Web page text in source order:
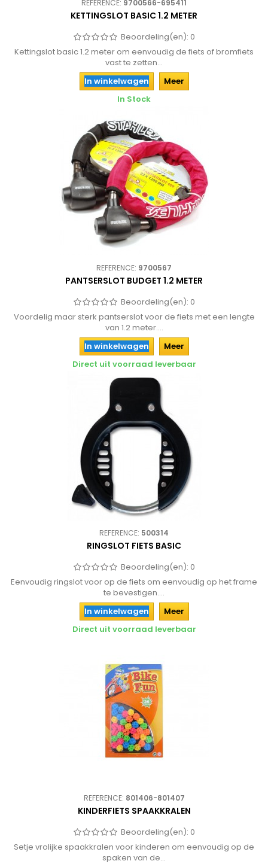
REFERENCE: 9700566-695411
KETTINGSLOT BASIC 1.2 METER
Beoordeling(en): 0
Kettingslot basic 1.2 meter om eenvoudig de fiets of bromfiets
vast te zetten...
In winkelwagen
Meer
In Stock
REFERENCE: 9700567
PANTSERSLOT BUDGET 1.2 METER
Beoordeling(en): 0
Voordelig maar sterk pantserslot voor de fiets met een lengte
van 1.2 meter....
In winkelwagen
Meer
Direct uit voorraad leverbaar
REFERENCE: 500314
RINGSLOT FIETS BASIC
Beoordeling(en): 0
Eenvoudig ringslot voor op de fiets om eenvoudig op het frame
te bevestigen....
In winkelwagen
Meer
Direct uit voorraad leverbaar
REFERENCE: 801406-801407
KINDERFIETS SPAAKKRALEN
Beoordeling(en): 0
Setje vrolijke spaakkralen voor kinderen om eenvoudig op de
spaken van de...